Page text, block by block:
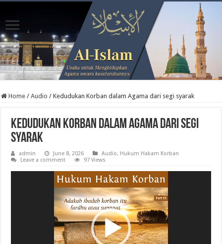
Home / Audio / Kedudukan Korban dalam Agama dari segi syarak
Kedudukan Korban dalam Agama dari segi
syarak
admin June 8, 2026 Audio, Hukum Hakam Korban
Leave a comment
97 Views